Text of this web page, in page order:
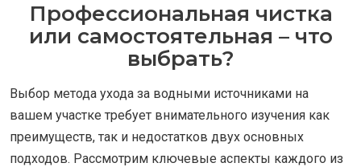
Профессиональная чистка
или самостоятельная – что
выбрать?
Выбор метода ухода за водными источниками на
вашем участке требует внимательного изучения как
преимуществ, так и недостатков двух основных
подходов. Рассмотрим ключевые аспекты каждого из